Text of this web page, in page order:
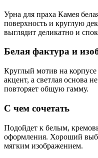
Урна для праха Камея
поверхность и круглую
выглядит деликатно и
Белая фактура и
Круглый мотив на
акцент, а светлая основа
повторяет общую гамму.
С чем сочетать
Подойдет к белым,
оформления. Хороший
мягким изображением.